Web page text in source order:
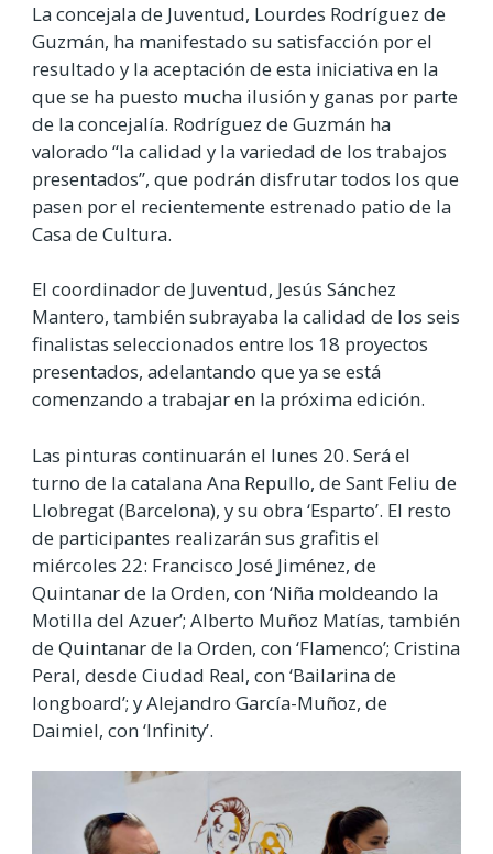
La concejala de Juventud, Lourdes Rodríguez de
Guzmán, ha manifestado su satisfacción por el
resultado y la aceptación de esta iniciativa en la
que se ha puesto mucha ilusión y ganas por parte
de la concejalía. Rodríguez de Guzmán ha
valorado “la calidad y la variedad de los trabajos
presentados”, que podrán disfrutar todos los que
pasen por el recientemente estrenado patio de la
Casa de Cultura.
El coordinador de Juventud, Jesús Sánchez
Mantero, también subrayaba la calidad de los seis
finalistas seleccionados entre los 18 proyectos
presentados, adelantando que ya se está
comenzando a trabajar en la próxima edición.
Las pinturas continuarán el lunes 20. Será el
turno de la catalana Ana Repullo, de Sant Feliu de
Llobregat (Barcelona), y su obra ‘Esparto’. El resto
de participantes realizarán sus grafitis el
miércoles 22: Francisco José Jiménez, de
Quintanar de la Orden, con ‘Niña moldeando la
Motilla del Azuer’; Alberto Muñoz Matías, también
de Quintanar de la Orden, con ‘Flamenco’; Cristina
Peral, desde Ciudad Real, con ‘Bailarina de
longboard’; y Alejandro García-Muñoz, de
Daimiel, con ‘Infinity’.